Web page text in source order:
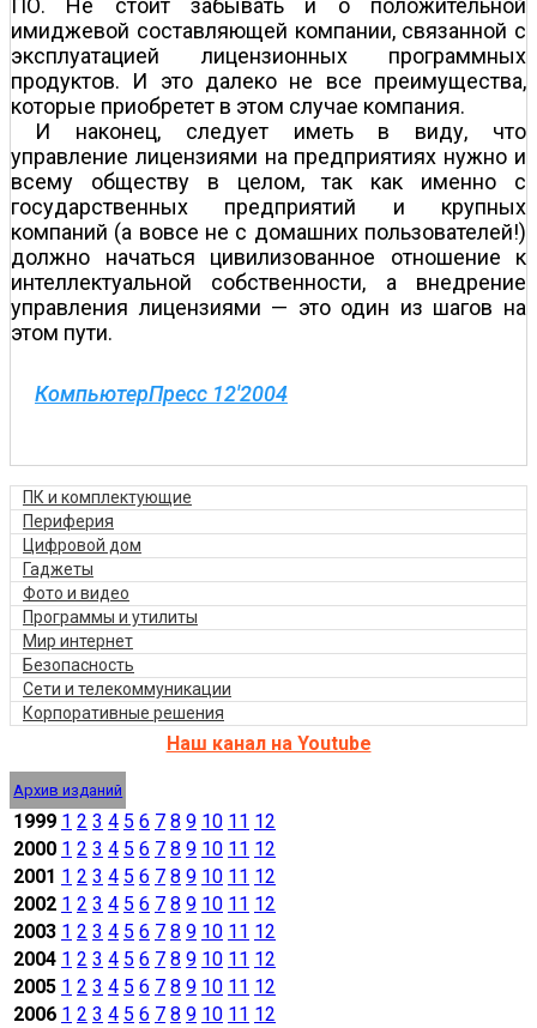
ПО. Не стоит забывать и о положительной
имиджевой составляющей компании, связанной с
эксплуатацией лицензионных программных
продуктов. И это далеко не все преимущества,
которые приобретет в этом случае компания.
И наконец, следует иметь в виду, что
управление лицензиями на предприятиях нужно и
всему обществу в целом, так как именно с
государственных предприятий и крупных
компаний (а вовсе не с домашних пользователей!)
должно начаться цивилизованное отношение к
интеллектуальной собственности, а внедрение
управления лицензиями — это один из шагов на
этом пути.
КомпьютерПресс 12'2004
ПК и комплектующие
Периферия
Цифровой дом
Гаджеты
Фото и видео
Программы и утилиты
Мир интернет
Безопасность
Сети и телекоммуникации
Корпоративные решения
Наш канал на Youtube
Архив изданий
1999 1 2 3 4 5 6 7 8 9 10 11 12
2000 1 2 3 4 5 6 7 8 9 10 11 12
2001 1 2 3 4 5 6 7 8 9 10 11 12
2002 1 2 3 4 5 6 7 8 9 10 11 12
2003 1 2 3 4 5 6 7 8 9 10 11 12
2004 1 2 3 4 5 6 7 8 9 10 11 12
2005 1 2 3 4 5 6 7 8 9 10 11 12
2006 1 2 3 4 5 6 7 8 9 10 11 12